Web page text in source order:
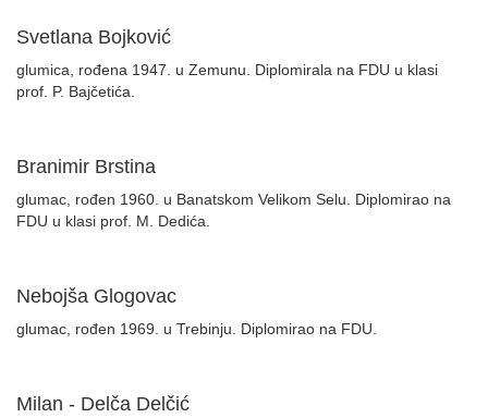
Svetlana Bojković
glumica, rođena 1947. u Zemunu. Diplomirala na FDU u klasi
prof. P. Bajčetića.
Branimir Brstina
glumac, rođen 1960. u Banatskom Velikom Selu. Diplomirao na
FDU u klasi prof. M. Dedića.
Nebojša Glogovac
glumac, rođen 1969. u Trebinju. Diplomirao na FDU.
Milan - Delča Delčić